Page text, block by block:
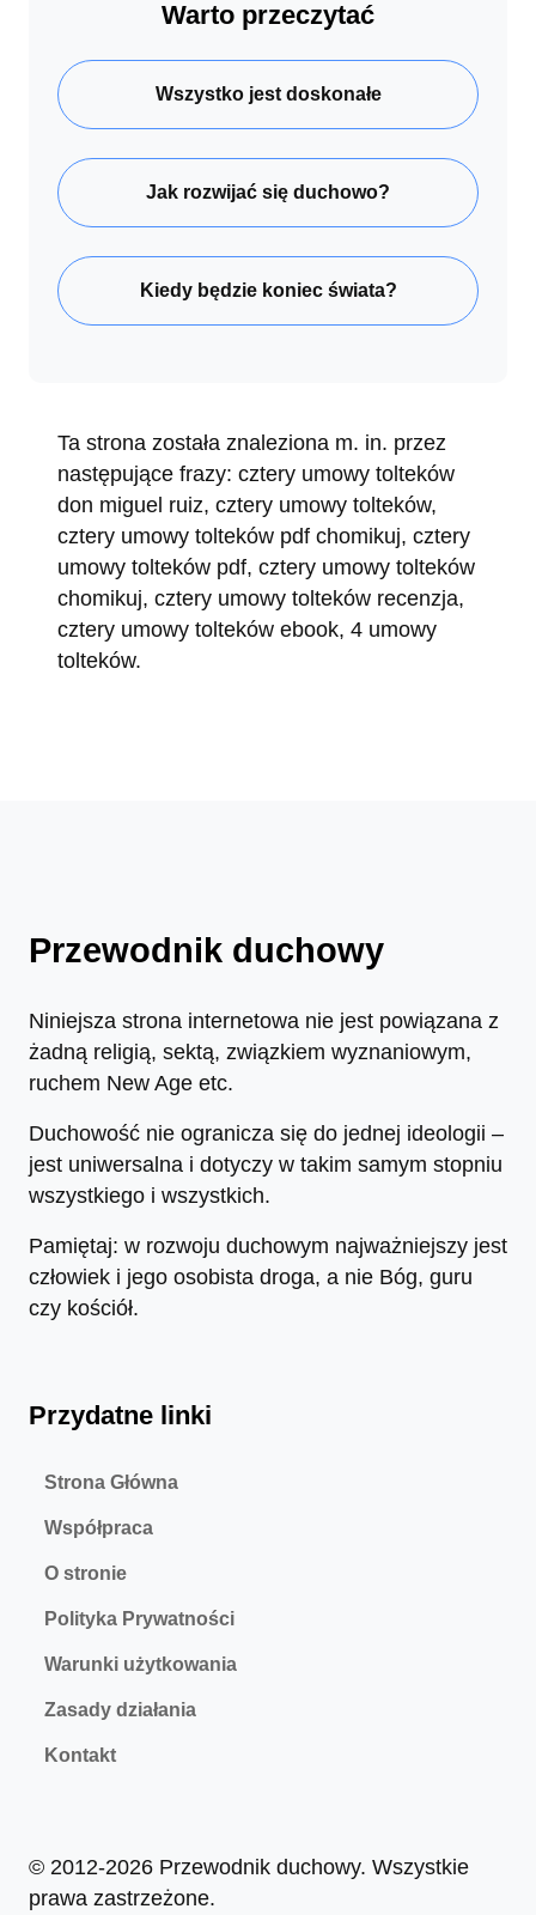
Warto przeczytać
Wszystko jest doskonałe
Jak rozwijać się duchowo?
Kiedy będzie koniec świata?
Ta strona została znaleziona m. in. przez
następujące frazy: cztery umowy tolteków
don miguel ruiz, cztery umowy tolteków,
cztery umowy tolteków pdf chomikuj, cztery
umowy tolteków pdf, cztery umowy tolteków
chomikuj, cztery umowy tolteków recenzja,
cztery umowy tolteków ebook, 4 umowy
tolteków.
Przewodnik duchowy
Niniejsza strona internetowa nie jest powiązana z
żadną religią, sektą, związkiem wyznaniowym,
ruchem New Age etc.
Duchowość nie ogranicza się do jednej ideologii –
jest uniwersalna i dotyczy w takim samym stopniu
wszystkiego i wszystkich.
Pamiętaj: w rozwoju duchowym najważniejszy jest
człowiek i jego osobista droga, a nie Bóg, guru
czy kościół.
Przydatne linki
Strona Główna
Współpraca
O stronie
Polityka Prywatności
Warunki użytkowania
Zasady działania
Kontakt
© 2012-2026 Przewodnik duchowy. Wszystkie
prawa zastrzeżone.